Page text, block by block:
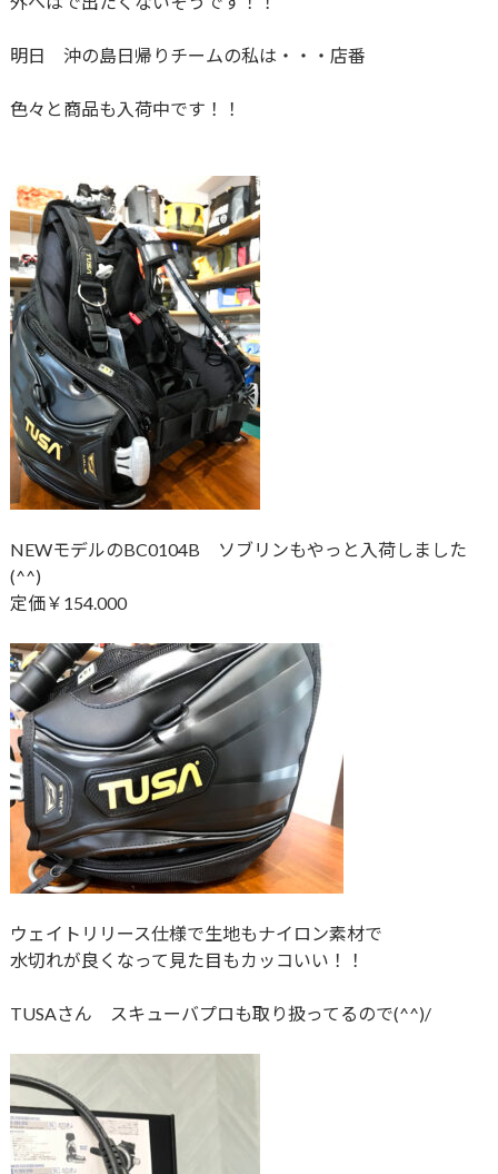
明日 沖の島日帰りチームの私は・・・店番
色々と商品も入荷中です！！
NEWモデルのBC0104B ソブリンもやっと入荷しました
(^^)
定価￥154.000
ウェイトリリース仕様で生地もナイロン素材で
水切れが良くなって見た目もカッコいい！！
TUSAさん スキューバプロも取り扱ってるので(^^)/